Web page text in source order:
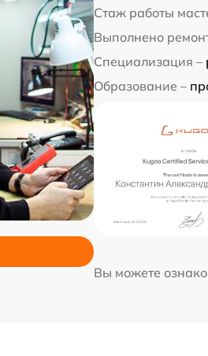
Стаж работы
Выполнено
Специализация –
Образование –
Вы можете